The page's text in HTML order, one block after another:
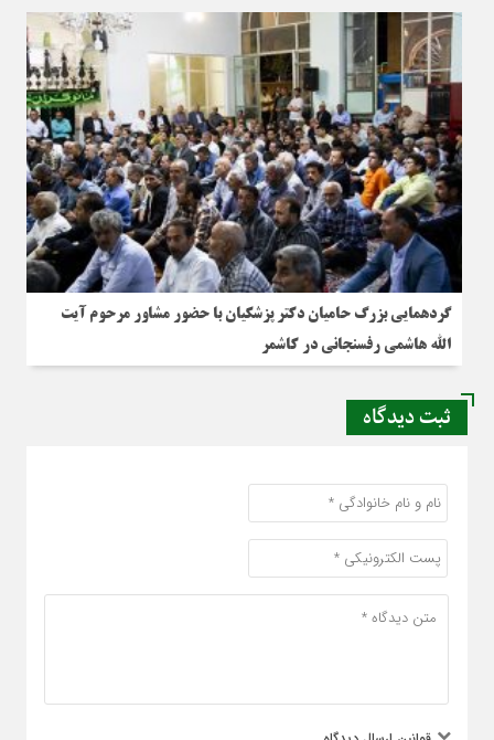
گردهمایی بزرگ حامیان دکتر پزشکیان با حضور مشاور مرحوم آیت
الله هاشمی رفسنجانی در کاشمر
ثبت دیدگاه